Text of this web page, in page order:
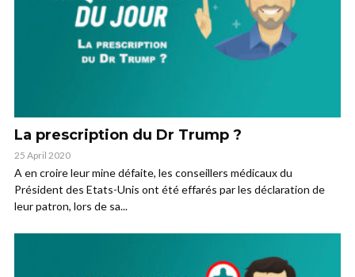
La prescription du Dr Trump ?
25 April 2020
A en croire leur mine défaite, les conseillers médicaux du
Président des Etats-Unis ont été effarés par les déclaration de
leur patron, lors de sa...